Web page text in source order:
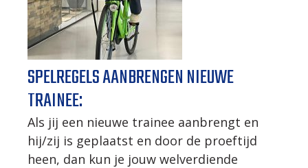
SPELREGELS AANBRENGEN NIEUWE
TRAINEE:
Als jij een nieuwe trainee aanbrengt en
hij/zij is geplaatst en door de proeftijd
heen, dan kun je jouw welverdiende